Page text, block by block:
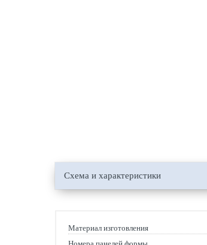
Схема и характеристики
Материал изготовления